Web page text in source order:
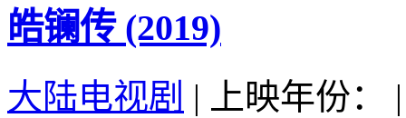
皓镧传 (2019)
大陆电视剧 | 上映年份：
|